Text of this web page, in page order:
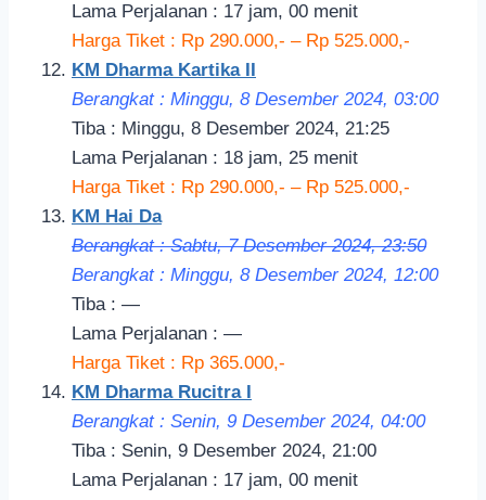
Lama Perjalanan : 17 jam, 00 menit
Harga Tiket : Rp 290.000,- – Rp 525.000,-
KM Dharma Kartika II
Berangkat : Minggu, 8 Desember 2024, 03:00
Tiba : Minggu, 8 Desember 2024, 21:25
Lama Perjalanan : 18 jam, 25 menit
Harga Tiket : Rp 290.000,- – Rp 525.000,-
KM Hai Da
Berangkat : Sabtu, 7 Desember 2024, 23:50
Berangkat : Minggu, 8 Desember 2024, 12:00
Tiba : —
Lama Perjalanan : —
Harga Tiket : Rp 365.000,-
KM Dharma Rucitra I
Berangkat : Senin, 9 Desember 2024, 04:00
Tiba : Senin, 9 Desember 2024, 21:00
Lama Perjalanan : 17 jam, 00 menit